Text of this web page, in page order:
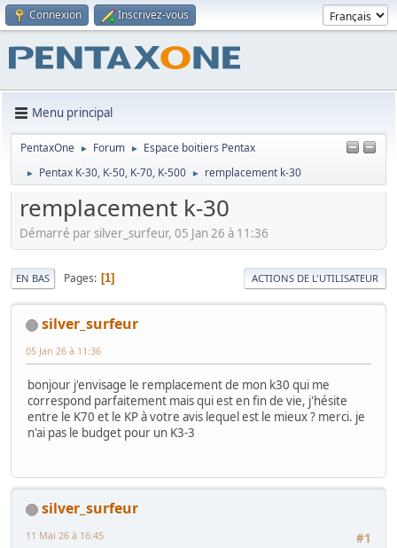
Connexion Inscrivez-vous
Menu principal
PentaxOne ► Forum ► Espace boitiers Pentax
► Pentax K-30, K-50, K-70, K-500 ► remplacement k-30
remplacement k-30
Démarré par silver_surfeur, 05 Jan 26 à 11:36
EN BAS Pages 1 ACTIONS DE L'UTILISATEUR
silver_surfeur
05 Jan 26 à 11:36
bonjour j'envisage le remplacement de mon k30 qui me
correspond parfaitement mais qui est en fin de vie, j'hésite
entre le K70 et le KP à votre avis lequel est le mieux ? merci. je
n'ai pas le budget pour un K3-3
silver_surfeur
#1
11 Mai 26 à 16:45